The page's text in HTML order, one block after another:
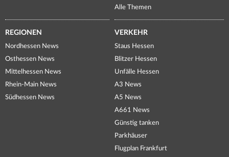
Alle Themen
REGIONEN
Nordhessen News
Osthessen News
Mittelhessen News
Rhein-Main News
Südhessen News
VERKEHR
Staus Hessen
Blitzer Hessen
Unfälle Hessen
A3 News
A5 News
A661 News
Günstig tanken
Parkhäuser
Flugplan Frankfurt